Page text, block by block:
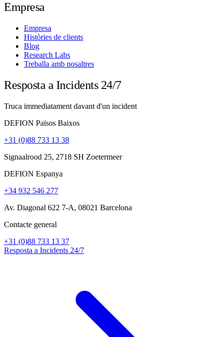
Empresa
Empresa
Històries de clients
Blog
Research Labs
Treballa amb nosaltres
Resposta a Incidents 24/7
Truca immediatament davant d'un incident
DEFION Països Baixos
+31 (0)88 733 13 38
Signaalrood 25, 2718 SH Zoetermeer
DEFION Espanya
+34 932 546 277
Av. Diagonal 622 7-A, 08021 Barcelona
Contacte general
+31 (0)88 733 13 37
Resposta a Incidents 24/7